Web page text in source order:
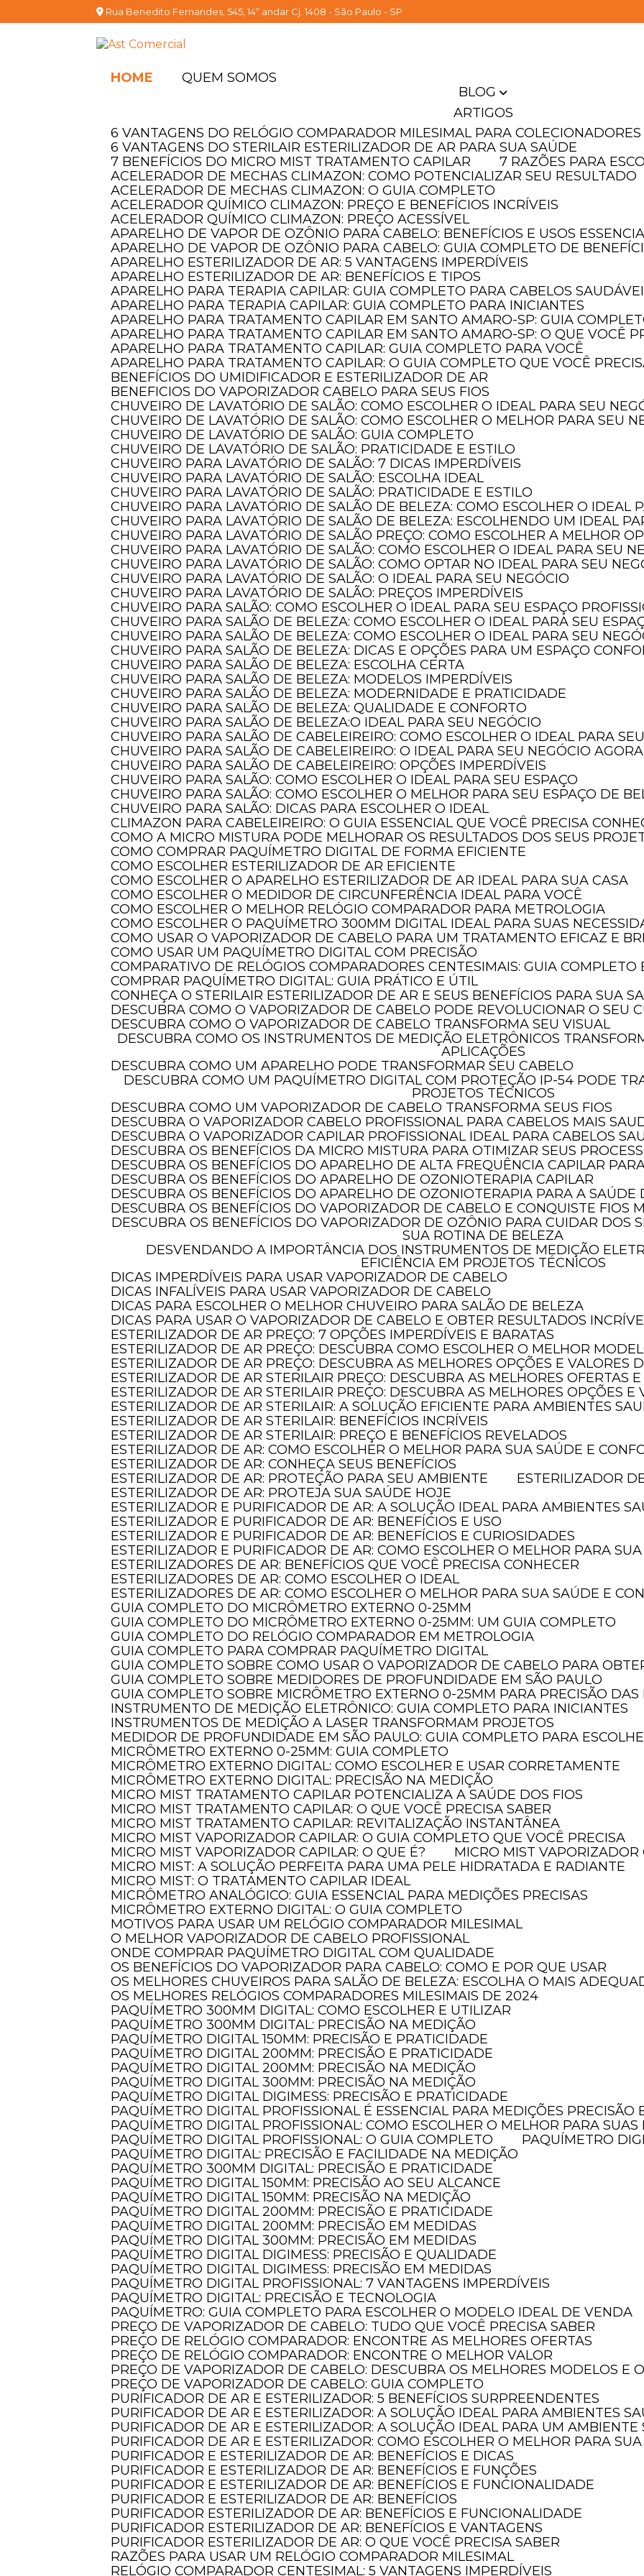
Rua Benedito Fernandes, 545, 14º andar Cj. 1408 - São Paulo - SP
HOME
QUEM SOMOS
BLOG
ARTIGOS
6 VANTAGENS DO RELÓGIO COMPARADOR MILESIMAL PARA COLECIONADORES
6 VANTAGENS DO STERILAIR ESTERILIZADOR DE AR PARA SUA SAÚDE
7 BENEFÍCIOS DO MICRO MIST TRATAMENTO CAPILAR
7 RAZÕES PARA
ACELERADOR DE MECHAS CLIMAZON: COMO POTENCIALIZAR SEU RESULTADO
ACELERADOR DE MECHAS CLIMAZON: O GUIA COMPLETO
ACELERADOR QUÍMICO CLIMAZON: PREÇO E BENEFÍCIOS INCRÍVEIS
ACELERADOR QUÍMICO CLIMAZON: PREÇO ACESSÍVEL
APARELHO DE VAPOR DE OZÔNIO PARA CABELO: BENEFÍCIOS E USOS
APARELHO DE VAPOR DE OZÔNIO PARA CABELO: GUIA COMPLETO DE
APARELHO ESTERILIZADOR DE AR: 5 VANTAGENS IMPERDÍVEIS
APARELHO ESTERILIZADOR DE AR: BENEFÍCIOS E TIPOS
APARELHO PARA TERAPIA CAPILAR: GUIA COMPLETO PARA CABELOS
APARELHO PARA TERAPIA CAPILAR: GUIA COMPLETO PARA INICIANTES
APARELHO PARA TRATAMENTO CAPILAR EM SANTO AMARO-SP: GUIA
APARELHO PARA TRATAMENTO CAPILAR EM SANTO AMARO-SP: O QUE VOCÊ
APARELHO PARA TRATAMENTO CAPILAR: GUIA COMPLETO PARA VOCÊ
APARELHO PARA TRATAMENTO CAPILAR: O GUIA COMPLETO QUE VOCÊ
BENEFÍCIOS DO UMIDIFICADOR E ESTERILIZADOR DE AR
BENEFICIOS DO VAPORIZADOR CABELO PARA SEUS FIOS
CHUVEIRO DE LAVATÓRIO DE SALÃO: COMO ESCOLHER O IDEAL PARA SEU
CHUVEIRO DE LAVATÓRIO DE SALÃO: COMO ESCOLHER O MELHOR PARA SEU
CHUVEIRO DE LAVATÓRIO DE SALÃO: GUIA COMPLETO
CHUVEIRO DE LAVATÓRIO DE SALÃO: PRATICIDADE E ESTILO
CHUVEIRO PARA LAVATÓRIO DE SALÃO: 7 DICAS IMPERDÍVEIS
CHUVEIRO PARA LAVATÓRIO DE SALÃO: ESCOLHA IDEAL
CHUVEIRO PARA LAVATÓRIO DE SALÃO: PRATICIDADE E ESTILO
CHUVEIRO PARA LAVATÓRIO DE SALÃO DE BELEZA: COMO ESCOLHER O IDEAL
CHUVEIRO PARA LAVATÓRIO DE SALÃO DE BELEZA: ESCOLHENDO UM IDEAL
CHUVEIRO PARA LAVATÓRIO DE SALÃO PREÇO: COMO ESCOLHER A MELHOR
CHUVEIRO PARA LAVATÓRIO DE SALÃO: COMO ESCOLHER O IDEAL PARA SEU
CHUVEIRO PARA LAVATÓRIO DE SALÃO: COMO OPTAR NO IDEAL PARA SEU
CHUVEIRO PARA LAVATÓRIO DE SALÃO: O IDEAL PARA SEU NEGÓCIO
CHUVEIRO PARA LAVATÓRIO DE SALÃO: PREÇOS IMPERDÍVEIS
CHUVEIRO PARA SALÃO: COMO ESCOLHER O IDEAL PARA SEU ESPAÇO
CHUVEIRO PARA SALÃO DE BELEZA: COMO ESCOLHER O IDEAL PARA SEU
CHUVEIRO PARA SALÃO DE BELEZA: COMO ESCOLHER O IDEAL PARA SEU
CHUVEIRO PARA SALÃO DE BELEZA: DICAS E OPÇÕES PARA UM ESPAÇO
CHUVEIRO PARA SALÃO DE BELEZA: ESCOLHA CERTA
CHUVEIRO PARA SALÃO DE BELEZA: MODELOS IMPERDÍVEIS
CHUVEIRO PARA SALÃO DE BELEZA: MODERNIDADE E PRATICIDADE
CHUVEIRO PARA SALÃO DE BELEZA: QUALIDADE E CONFORTO
CHUVEIRO PARA SALÃO DE BELEZA:O IDEAL PARA SEU NEGÓCIO
CHUVEIRO PARA SALÃO DE CABELEIREIRO: COMO ESCOLHER O IDEAL PARA
CHUVEIRO PARA SALÃO DE CABELEIREIRO: O IDEAL PARA SEU NEGÓCIO AGORA
CHUVEIRO PARA SALÃO DE CABELEIREIRO: OPÇÕES IMPERDÍVEIS
CHUVEIRO PARA SALÃO: COMO ESCOLHER O IDEAL PARA SEU ESPAÇO
CHUVEIRO PARA SALÃO: COMO ESCOLHER O MELHOR PARA SEU ESPAÇO DE
CHUVEIRO PARA SALÃO: DICAS PARA ESCOLHER O IDEAL
CLIMAZON PARA CABELEIREIRO: O GUIA ESSENCIAL QUE VOCÊ PRECISA
COMO A MICRO MISTURA PODE MELHORAR OS RESULTADOS DOS SEUS
COMO COMPRAR PAQUÍMETRO DIGITAL DE FORMA EFICIENTE
COMO ESCOLHER ESTERILIZADOR DE AR EFICIENTE
COMO ESCOLHER O APARELHO ESTERILIZADOR DE AR IDEAL PARA SUA CASA
COMO ESCOLHER O MEDIDOR DE CIRCUNFERÊNCIA IDEAL PARA VOCÊ
COMO ESCOLHER O MELHOR RELÓGIO COMPARADOR PARA METROLOGIA
COMO ESCOLHER O PAQUÍMETRO 300MM DIGITAL IDEAL PARA SUAS
COMO USAR O VAPORIZADOR DE CABELO PARA UM TRATAMENTO EFICAZ E
COMO USAR UM PAQUÍMETRO DIGITAL COM PRECISÃO
COMPARATIVO DE RELÓGIOS COMPARADORES CENTESIMAIS: GUIA COMPLETO
COMPRAR PAQUÍMETRO DIGITAL: GUIA PRÁTICO E ÚTIL
CONHEÇA O STERILAIR ESTERILIZADOR DE AR E SEUS BENEFÍCIOS PARA SUA
DESCUBRA COMO O VAPORIZADOR DE CABELO PODE REVOLUCIONAR O SEU
DESCUBRA COMO O VAPORIZADOR DE CABELO TRANSFORMA SEU VISUAL
DESCUBRA COMO OS INSTRUMENTOS DE MEDIÇÃO ELETRÔNICOS TRANSFORMAM A PRECISÃO EM DIVERSAS
APLICAÇÕES
DESCUBRA COMO UM APARELHO PODE TRANSFORMAR SEU CABELO
DESCUBRA COMO UM PAQUÍMETRO DIGITAL COM PROTEÇÃO IP-54 PODE TRANSFORMAR SUAS MEDIDAS E
PROJETOS TÉCNICOS
DESCUBRA COMO UM VAPORIZADOR DE CABELO TRANSFORMA SEUS FIOS
DESCUBRA O VAPORIZADOR CABELO PROFISSIONAL PARA CABELOS MAIS
DESCUBRA O VAPORIZADOR CAPILAR PROFISSIONAL IDEAL PARA CABELOS
DESCUBRA OS BENEFÍCIOS DA MICRO MISTURA PARA OTIMIZAR SEUS
DESCUBRA OS BENEFÍCIOS DO APARELHO DE ALTA FREQUÊNCIA CAPILAR
DESCUBRA OS BENEFÍCIOS DO APARELHO DE OZONIOTERAPIA CAPILAR
DESCUBRA OS BENEFÍCIOS DO APARELHO DE OZONIOTERAPIA PARA A SAÚDE
DESCUBRA OS BENEFÍCIOS DO VAPORIZADOR DE CABELO E CONQUISTE FIOS
DESCUBRA OS BENEFÍCIOS DO VAPORIZADOR DE OZÔNIO PARA CUIDAR DOS SEUS CABELOS E TRANSFORMAR
SUA ROTINA DE BELEZA
DESVENDANDO A IMPORTÂNCIA DOS INSTRUMENTOS DE MEDIÇÃO ELETRÔNICOS PARA PRECISÃO E
EFICIÊNCIA EM PROJETOS TÉCNICOS
DICAS IMPERDÍVEIS PARA USAR VAPORIZADOR DE CABELO
DICAS INFALÍVEIS PARA USAR VAPORIZADOR DE CABELO
DICAS PARA ESCOLHER O MELHOR CHUVEIRO PARA SALÃO DE BELEZA
DICAS PARA USAR O VAPORIZADOR DE CABELO E OBTER RESULTADOS
ESTERILIZADOR DE AR PREÇO: 7 OPÇÕES IMPERDÍVEIS E BARATAS
ESTERILIZADOR DE AR PREÇO: DESCUBRA COMO ESCOLHER O MELHOR
ESTERILIZADOR DE AR PREÇO: DESCUBRA AS MELHORES OPÇÕES E VALORES
ESTERILIZADOR DE AR STERILAIR PREÇO: DESCUBRA AS MELHORES OFERTAS
ESTERILIZADOR DE AR STERILAIR PREÇO: DESCUBRA AS MELHORES OPÇÕES
ESTERILIZADOR DE AR STERILAIR: A SOLUÇÃO EFICIENTE PARA AMBIENTES
ESTERILIZADOR DE AR STERILAIR: BENEFÍCIOS INCRÍVEIS
ESTERILIZADOR DE AR STERILAIR: PREÇO E BENEFÍCIOS REVELADOS
ESTERILIZADOR DE AR: COMO ESCOLHER O MELHOR PARA SUA SAÚDE E
ESTERILIZADOR DE AR: CONHEÇA SEUS BENEFÍCIOS
ESTERILIZADOR DE AR: PROTEÇÃO PARA SEU AMBIENTE
ESTERILIZADOR
ESTERILIZADOR DE AR: PROTEJA SUA SAÚDE HOJE
ESTERILIZADOR E PURIFICADOR DE AR: A SOLUÇÃO IDEAL PARA AMBIENTES
ESTERILIZADOR E PURIFICADOR DE AR: BENEFÍCIOS E USO
ESTERILIZADOR E PURIFICADOR DE AR: BENEFÍCIOS E CURIOSIDADES
ESTERILIZADOR E PURIFICADOR DE AR: COMO ESCOLHER O MELHOR PARA
ESTERILIZADORES DE AR: BENEFÍCIOS QUE VOCÊ PRECISA CONHECER
ESTERILIZADORES DE AR: COMO ESCOLHER O IDEAL
ESTERILIZADORES DE AR: COMO ESCOLHER O MELHOR PARA SUA SAÚDE E
GUIA COMPLETO DO MICRÔMETRO EXTERNO 0-25MM
GUIA COMPLETO DO MICRÔMETRO EXTERNO 0-25MM: UM GUIA COMPLETO
GUIA COMPLETO DO RELÓGIO COMPARADOR EM METROLOGIA
GUIA COMPLETO PARA COMPRAR PAQUÍMETRO DIGITAL
GUIA COMPLETO SOBRE COMO USAR O VAPORIZADOR DE CABELO PARA
GUIA COMPLETO SOBRE MEDIDORES DE PROFUNDIDADE EM SÃO PAULO
GUIA COMPLETO SOBRE MICRÔMETRO EXTERNO 0-25MM PARA PRECISÃO
INSTRUMENTO DE MEDIÇÃO ELETRÔNICO: GUIA COMPLETO PARA INICIANTES
INSTRUMENTOS DE MEDIÇÃO A LASER TRANSFORMAM PROJETOS
MEDIDOR DE PROFUNDIDADE EM SÃO PAULO: GUIA COMPLETO PARA
MICRÔMETRO EXTERNO 0-25MM: GUIA COMPLETO
MICRÔMETRO EXTERNO DIGITAL: COMO ESCOLHER E USAR CORRETAMENTE
MICRÔMETRO EXTERNO DIGITAL: PRECISÃO NA MEDIÇÃO
MICRO MIST TRATAMENTO CAPILAR POTENCIALIZA A SAÚDE DOS FIOS
MICRO MIST TRATAMENTO CAPILAR: O QUE VOCÊ PRECISA SABER
MICRO MIST TRATAMENTO CAPILAR: REVITALIZAÇÃO INSTANTÂNEA
MICRO MIST VAPORIZADOR CAPILAR: O GUIA COMPLETO QUE VOCÊ PRECISA
MICRO MIST VAPORIZADOR CAPILAR: O QUE É?
MICRO MIST
MICRO MIST: A SOLUÇÃO PERFEITA PARA UMA PELE HIDRATADA E RADIANTE
MICRO MIST: O TRATAMENTO CAPILAR IDEAL
MICRÔMETRO ANALÓGICO: GUIA ESSENCIAL PARA MEDIÇÕES PRECISAS
MICRÔMETRO EXTERNO DIGITAL: O GUIA COMPLETO
MOTIVOS PARA USAR UM RELÓGIO COMPARADOR MILESIMAL
O MELHOR VAPORIZADOR DE CABELO PROFISSIONAL
ONDE COMPRAR PAQUÍMETRO DIGITAL COM QUALIDADE
OS BENEFÍCIOS DO VAPORIZADOR PARA CABELO: COMO E POR QUE USAR
OS MELHORES CHUVEIROS PARA SALÃO DE BELEZA: ESCOLHA O MAIS
OS MELHORES RELÓGIOS COMPARADORES MILESIMAIS DE 2024
PAQUÍMETRO 300MM DIGITAL: COMO ESCOLHER E UTILIZAR
PAQUÍMETRO 300MM DIGITAL: PRECISÃO NA MEDIÇÃO
PAQUÍMETRO DIGITAL 150MM: PRECISÃO E PRATICIDADE
PAQUÍMETRO DIGITAL 200MM: PRECISÃO E PRATICIDADE
PAQUÍMETRO DIGITAL 200MM: PRECISÃO NA MEDIÇÃO
PAQUÍMETRO DIGITAL 300MM: PRECISÃO NA MEDIÇÃO
PAQUÍMETRO DIGITAL DIGIMESS: PRECISÃO E PRATICIDADE
PAQUÍMETRO DIGITAL PROFISSIONAL É ESSENCIAL PARA MEDIÇÕES PRECISÃO
PAQUÍMETRO DIGITAL PROFISSIONAL: COMO ESCOLHER O MELHOR PARA SUAS
PAQUÍMETRO DIGITAL PROFISSIONAL: O GUIA COMPLETO
PAQUÍMETRO
PAQUÍMETRO DIGITAL: PRECISÃO E FACILIDADE NA MEDIÇÃO
PAQUÍMETRO 300MM DIGITAL: PRECISÃO E PRATICIDADE
PAQUÍMETRO DIGITAL 150MM: PRECISÃO AO SEU ALCANCE
PAQUÍMETRO DIGITAL 150MM: PRECISÃO NA MEDIÇÃO
PAQUÍMETRO DIGITAL 200MM: PRECISÃO E PRATICIDADE
PAQUÍMETRO DIGITAL 200MM: PRECISÃO EM MEDIDAS
PAQUÍMETRO DIGITAL 300MM: PRECISÃO EM MEDIDAS
PAQUÍMETRO DIGITAL DIGIMESS: PRECISÃO E QUALIDADE
PAQUÍMETRO DIGITAL DIGIMESS: PRECISÃO EM MEDIDAS
PAQUÍMETRO DIGITAL PROFISSIONAL: 7 VANTAGENS IMPERDÍVEIS
PAQUÍMETRO DIGITAL: PRECISÃO E TECNOLOGIA
PAQUÍMETRO: GUIA COMPLETO PARA ESCOLHER O MODELO IDEAL DE VENDA
PREÇO DE VAPORIZADOR DE CABELO: TUDO QUE VOCÊ PRECISA SABER
PREÇO DE RELÓGIO COMPARADOR: ENCONTRE AS MELHORES OFERTAS
PREÇO DE RELÓGIO COMPARADOR: ENCONTRE O MELHOR VALOR
PREÇO DE VAPORIZADOR DE CABELO: DESCUBRA OS MELHORES MODELOS E
PREÇO DE VAPORIZADOR DE CABELO: GUIA COMPLETO
PURIFICADOR DE AR E ESTERILIZADOR: 5 BENEFÍCIOS SURPREENDENTES
PURIFICADOR DE AR E ESTERILIZADOR: A SOLUÇÃO IDEAL PARA AMBIENTES
PURIFICADOR DE AR E ESTERILIZADOR: A SOLUÇÃO IDEAL PARA UM AMBIENTE
PURIFICADOR DE AR E ESTERILIZADOR: COMO ESCOLHER O MELHOR PARA
PURIFICADOR E ESTERILIZADOR DE AR: BENEFÍCIOS E DICAS
PURIFICADOR E ESTERILIZADOR DE AR: BENEFÍCIOS E FUNÇÕES
PURIFICADOR E ESTERILIZADOR DE AR: BENEFÍCIOS E FUNCIONALIDADE
PURIFICADOR E ESTERILIZADOR DE AR: BENEFÍCIOS
PURIFICADOR ESTERILIZADOR DE AR: BENEFÍCIOS E FUNCIONALIDADE
PURIFICADOR ESTERILIZADOR DE AR: BENEFÍCIOS E VANTAGENS
PURIFICADOR ESTERILIZADOR DE AR: O QUE VOCÊ PRECISA SABER
RAZÕES PARA USAR UM RELÓGIO COMPARADOR MILESIMAL
RELÓGIO COMPARADOR CENTESIMAL: 5 VANTAGENS IMPERDÍVEIS
Tecnologia alemã com qualidade garantida agora disponível no Brasil.
FALE CONOSCO
Tecnologia alemã com qualidade garantida agora disponível no Brasil.
FALE CONOSCO
Tecnologia alemã com qualidade garantida agora disponível no Brasil.
FALE CONOSCO
Ast
A ASTtools, é a divisão de
Exterior Ltda., e foi criada
medição e controle de
para atender as
benefício do mercado mundial.
Saiba mais
Nossas principaismarcas
Confira abaixo asnossas
INSTRUMENTOS DE
MEDIÇÃO EM SÃO PAULO
INSTRUMENTOS DE
MEDIÇÃO METROLOGIA
INSTRUMENTOS DE
MEDIÇÃO METROLOGIA
SÃO PAULO
Fale Conosco
ENDEREÇO
Rua Benedito Fernandes, 545, 14º andar Cj. 1408
Santo Amaro - São Paulo - CEP: 04746-110
HORÁRIO DE ATENDIMENTO
De Segunda à Sexta das 09h às 17h30
AST
SIGA-NOS
Copyright © Ast Comercial. (Lei 9610 de 19/02/1998)